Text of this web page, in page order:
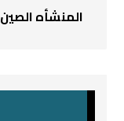
المنشأه الصين